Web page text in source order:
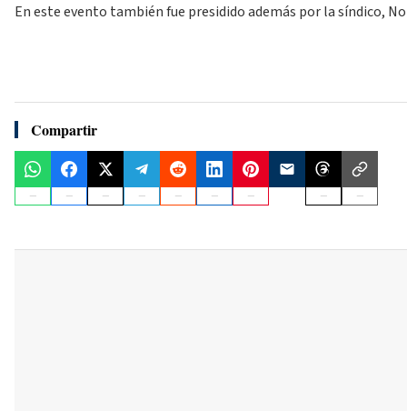
En este evento también fue presidido además por la síndico,
Compartir